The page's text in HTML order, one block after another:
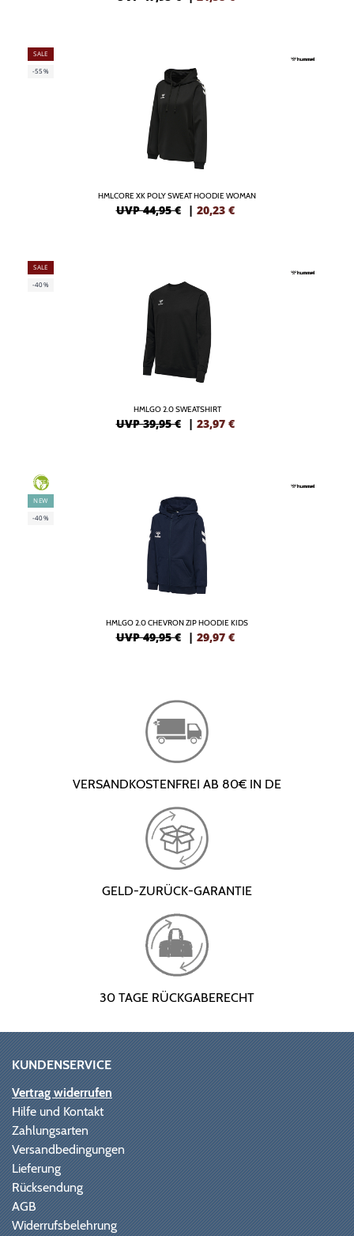
SALE
-55%
HMLCORE XK POLY SWEAT HOODIE WOMAN
UVP 44,95 € | 20,23 €
SALE
-40%
HMLGO 2.0 SWEATSHIRT
UVP 39,95 € | 23,97 €
GREEN
NEW
-40%
HMLGO 2.0 CHEVRON ZIP HOODIE KIDS
UVP 49,95 € | 29,97 €
VERSANDKOSTENFREI AB 80€ IN DE
GELD-ZURÜCK-GARANTIE
30 TAGE RÜCKGABERECHT
KUNDENSERVICE
Vertrag widerrufen
Hilfe und Kontakt
Zahlungsarten
Versandbedingungen
Lieferung
Rücksendung
AGB
Widerrufsbelehrung